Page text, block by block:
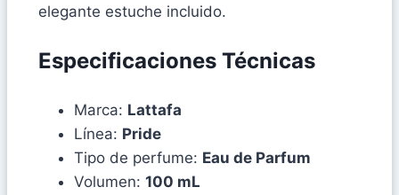
elegante estuche incluido.
Especificaciones Técnicas
Marca: Lattafa
Línea: Pride
Tipo de perfume: Eau de Parfum
Volumen: 100 mL